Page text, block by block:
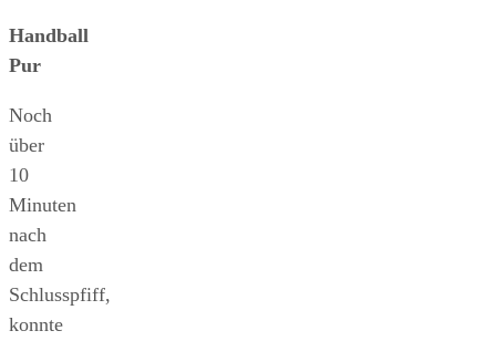
Handball
Pur
Noch
über
10
Minuten
nach
dem
Schlusspfiff,
konnte